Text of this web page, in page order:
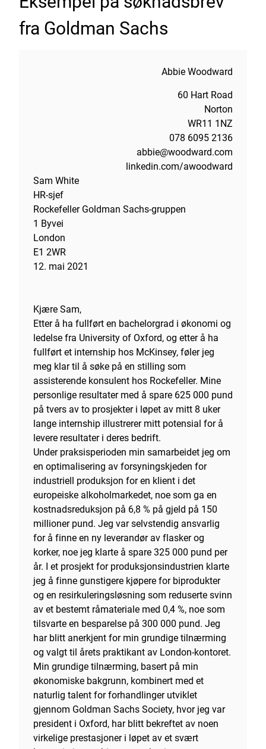
fra Goldman Sachs
Abbie Woodward
60 Hart Road
Norton
WR11 1NZ
078 6095 2136
abbie@woodward.com
linkedin.com/awoodward
Sam White
HR-sjef
Rockefeller Goldman Sachs-gruppen
1 Byvei
London
E1 2WR
12. mai 2021
Kjære Sam,
Etter å ha fullført en bachelorgrad i økonomi og
ledelse fra University of Oxford, og etter å ha
fullført et internship hos McKinsey, føler jeg
meg klar til å søke på en stilling som
assisterende konsulent hos Rockefeller. Mine
personlige resultater med å spare 625 000 pund
på tvers av to prosjekter i løpet av mitt 8 uker
lange internship illustrerer mitt potensial for å
levere resultater i deres bedrift.
Under praksisperioden min samarbeidet jeg om
en optimalisering av forsyningskjeden for
industriell produksjon for en klient i det
europeiske alkoholmarkedet, noe som ga en
kostnadsreduksjon på 6,8 % på gjeld på 150
millioner pund. Jeg var selvstendig ansvarlig
for å finne en ny leverandør av flasker og
korker, noe jeg klarte å spare 325 000 pund per
år. I et prosjekt for produksjonsindustrien klarte
jeg å finne gunstigere kjøpere for biprodukter
og en resirkuleringsløsning som reduserte svinn
av et bestemt råmateriale med 0,4 %, noe som
tilsvarte en besparelse på 300 000 pund. Jeg
har blitt anerkjent for min grundige tilnærming
og valgt til årets praktikant av London-kontoret.
Min grundige tilnærming, basert på min
økonomiske bakgrunn, kombinert med et
naturlig talent for forhandlinger utviklet
gjennom Goldman Sachs Society, hvor jeg var
president i Oxford, har blitt bekreftet av noen
virkelige prestasjoner i løpet av et svært